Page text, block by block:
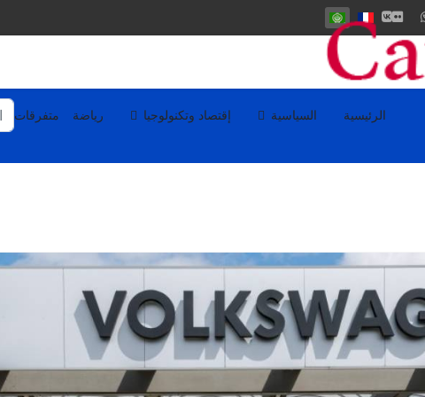
اختر لغتك
الرئيسية السياسية إقتصاد وتكنولوجيا رياضة متفرقات